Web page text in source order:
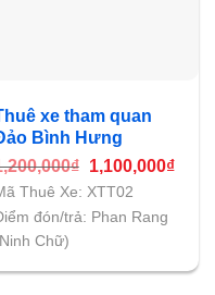
xe tham quan
Bình Hưng
₫
Giá
gốc
là:
1,100,000₫Giá
Thuê Xe: XTT02
đón/trả: Phan Rang
Chữ)